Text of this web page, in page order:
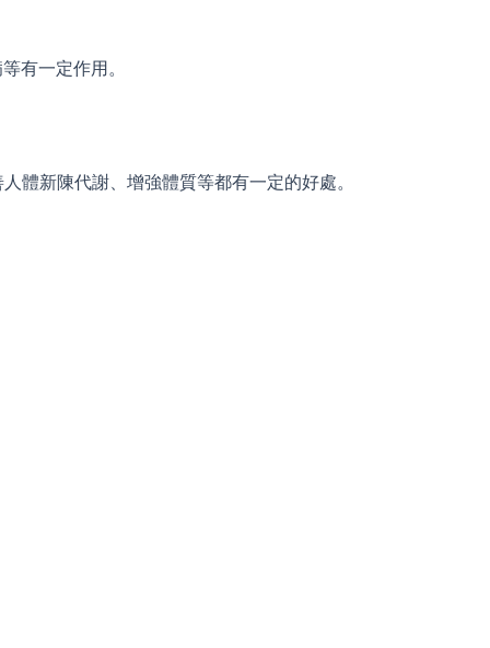
有一定作用。
體新陳代謝、增強體質等都有一定的好處。